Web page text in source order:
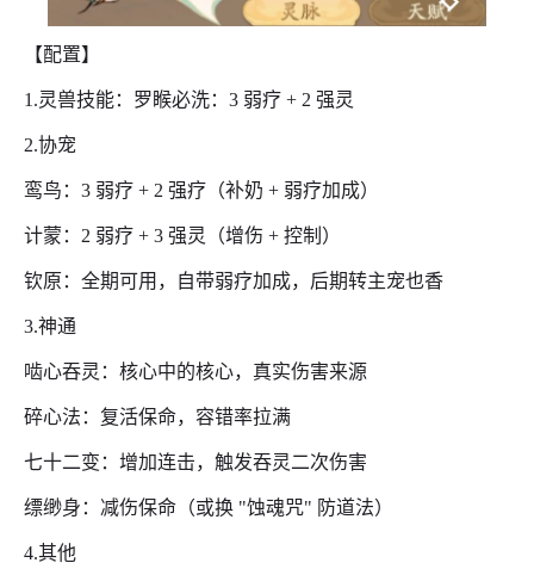
【配置】
1.灵兽技能：罗睺必洗：3 弱疗 + 2 强灵
2.协宠
鸾鸟：3 弱疗 + 2 强疗（补奶 + 弱疗加成）
计蒙：2 弱疗 + 3 强灵（增伤 + 控制）
钦原：全期可用，自带弱疗加成，后期转主宠也香
3.神通
啮心吞灵：核心中的核心，真实伤害来源
碎心法：复活保命，容错率拉满
七十二变：增加连击，触发吞灵二次伤害
缥缈身：减伤保命（或换 "蚀魂咒" 防道法）
4.其他